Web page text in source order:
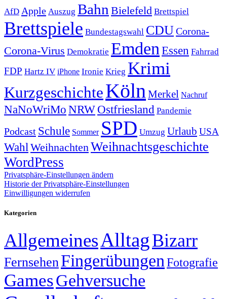
AfD Apple Auszug Bahn Bielefeld Brettspiel
Brettspiele Bundestagswahl CDUCorona-
Corona-Virus Demokratie Emden Essen Fahrrad
FDP Hartz IV iPhone Ironie Krieg Krimi
KurzgeschichteKöln Merkel Nachruf
NaNoWriMo NRWOstfriesland Pandemie
Podcast Schule Sommer SPD Umzug Urlaub USA
Wahl Weihnachten Weihnachtsgeschichte
WordPress
Privatsphäre-Einstellungen ändern
Historie der Privatsphäre-Einstellungen
Einwilligungen widerrufen
Kategorien
AllgemeinesAlltagBizarr
FernsehenFingerübungen Fotografie
GamesGehversuche